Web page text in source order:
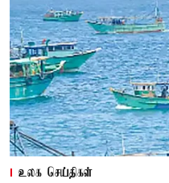
உலக செய்திகள்